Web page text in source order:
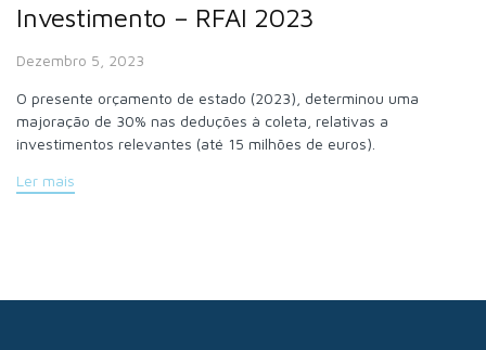
Investimento – RFAI 2023
Dezembro 5, 2023
O presente orçamento de estado (2023), determinou uma
majoração de 30% nas deduções à coleta, relativas a
investimentos relevantes (até 15 milhões de euros).
Ler mais